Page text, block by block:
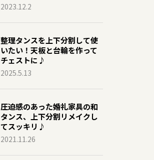
2023.12.2
整理タンスを上下分割して使
いたい！天板と台輪を作って
チェストに♪
2025.5.13
圧迫感のあった婚礼家具の和
タンス、上下分割リメイクし
てスッキリ♪
2021.11.26